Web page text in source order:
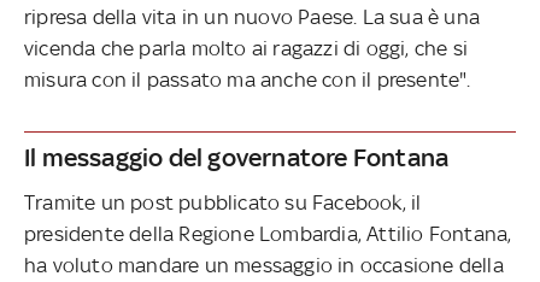
ripresa della vita in un nuovo Paese. La sua è una
vicenda che parla molto ai ragazzi di oggi, che si
misura con il passato ma anche con il presente".
Il messaggio del governatore Fontana
Tramite un post pubblicato su Facebook, il
presidente della Regione Lombardia, Attilio Fontana,
ha voluto mandare un messaggio in occasione della